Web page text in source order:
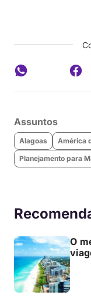
Assuntos
Alagoas América
Planejamento para
O